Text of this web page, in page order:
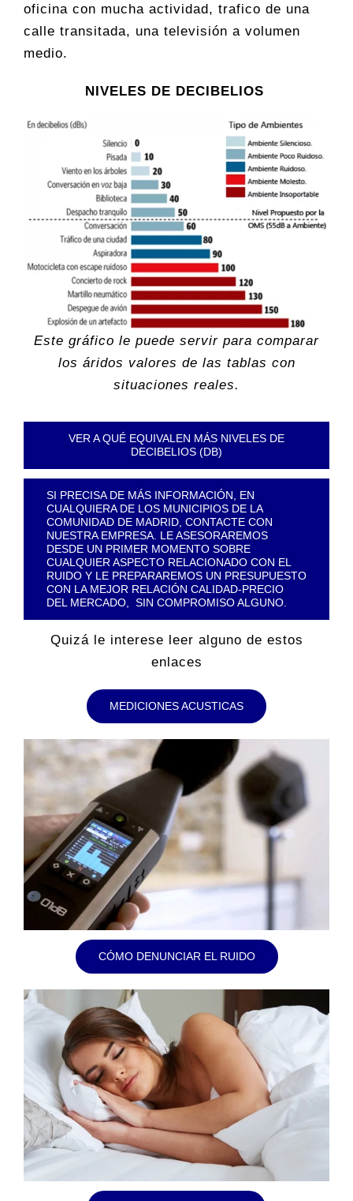
oficina con mucha actividad, trafico de una
calle transitada, una televisión a volumen
medio.
NIVELES DE DECIBELIOS
Este gráfico le puede servir para comparar
los áridos valores de las tablas con
situaciones reales.
VER A QUÉ EQUIVALEN MÁS NIVELES DE
DECIBELIOS (DB)
SI PRECISA DE MÁS INFORMACIÓN, EN
CUALQUIERA DE LOS MUNICIPIOS DE LA
COMUNIDAD DE MADRID, CONTACTE CON
NUESTRA EMPRESA. LE ASESORAREMOS
DESDE UN PRIMER MOMENTO SOBRE
CUALQUIER ASPECTO RELACIONADO CON EL
RUIDO Y LE PREPARAREMOS UN PRESUPUESTO
CON LA MEJOR RELACIÓN CALIDAD-PRECIO
DEL MERCADO, SIN COMPROMISO ALGUNO.
Quizá le interese leer alguno de estos
enlaces
MEDICIONES ACUSTICAS
CÓMO DENUNCIAR EL RUIDO